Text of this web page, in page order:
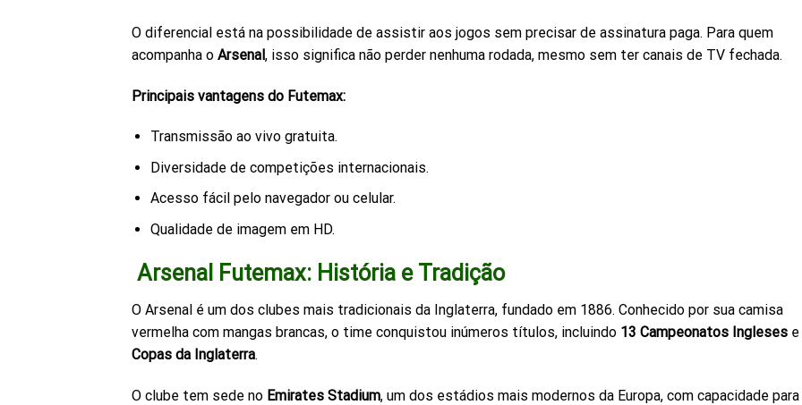
O diferencial está na possibilidade de assistir aos jogos sem precisar de assinatura paga. Para quem
acompanha o Arsenal , isso significa não perder nenhuma rodada, mesmo sem ter canais de TV fechada.
Principais vantagens do Futemax:
Transmissão ao vivo gratuita.
Diversidade de competições internacionais.
Acesso fácil pelo navegador ou celular.
Qualidade de imagem em HD.
Arsenal Futemax: História e Tradição
O Arsenal é um dos clubes mais tradicionais da Inglaterra, fundado em 1886. Conhecido por sua camisa
vermelha com mangas brancas, o time conquistou inúmeros títulos, incluindo 13 Campeonatos Ingleses e
Copas da Inglaterra.
O clube tem sede no Emirates Stadium, um dos estádios mais modernos da Europa, com capacidade para